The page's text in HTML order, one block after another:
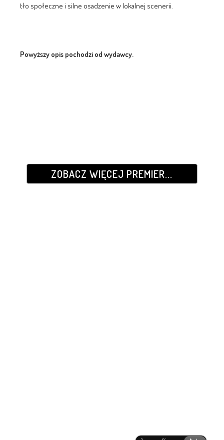
tło społeczne i silne osadzenie w lokalnej scenerii.
Powyższy opis pochodzi od wydawcy.
ZOBACZ WIĘCEJ PREMIER...